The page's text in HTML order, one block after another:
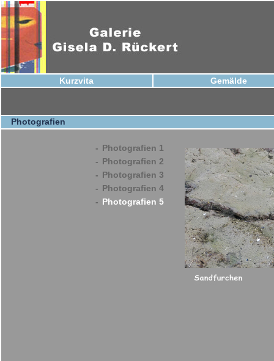
Kurzvita Gemälde
Photografien
- Photografien 1
- Photografien 2
- Photografien 3
- Photografien 4
- Photografien 5